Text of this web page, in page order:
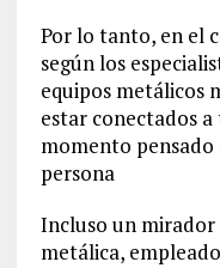
Por lo tanto, en el
según los
equipos metálicos
estar conectados
momento
persona
Incluso un
metálica,